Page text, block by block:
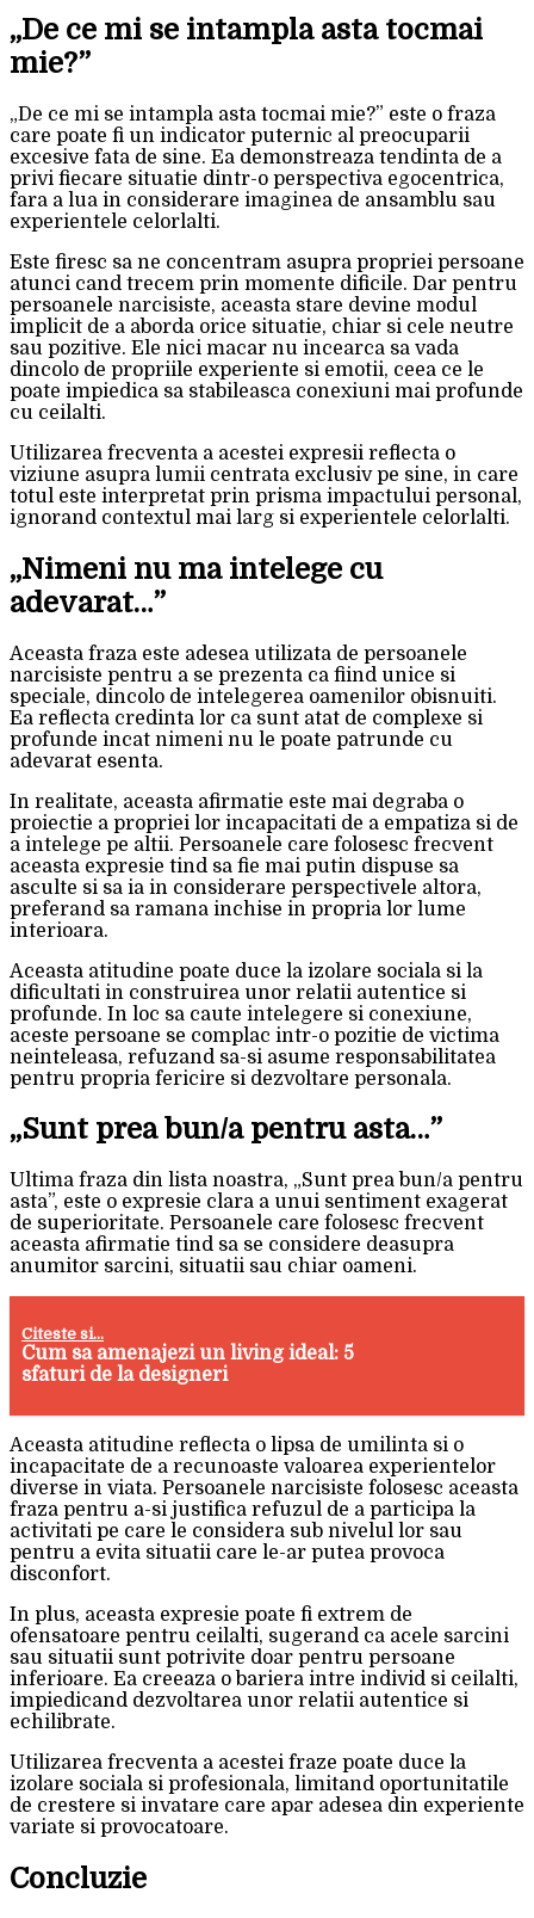
„De ce mi se intampla asta tocmai
mie?”
„De ce mi se intampla asta tocmai mie?” este o fraza
care poate fi un indicator puternic al preocuparii
excesive fata de sine. Ea demonstreaza tendinta de a
privi fiecare situatie dintr-o perspectiva egocentrica,
fara a lua in considerare imaginea de ansamblu sau
experientele celorlalti.
Este firesc sa ne concentram asupra propriei persoane
atunci cand trecem prin momente dificile. Dar pentru
persoanele narcisiste, aceasta stare devine modul
implicit de a aborda orice situatie, chiar si cele neutre
sau pozitive. Ele nici macar nu incearca sa vada
dincolo de propriile experiente si emotii, ceea ce le
poate impiedica sa stabileasca conexiuni mai profunde
cu ceilalti.
Utilizarea frecventa a acestei expresii reflecta o
viziune asupra lumii centrata exclusiv pe sine, in care
totul este interpretat prin prisma impactului personal,
ignorand contextul mai larg si experientele celorlalti.
„Nimeni nu ma intelege cu
adevarat…”
Aceasta fraza este adesea utilizata de persoanele
narcisiste pentru a se prezenta ca fiind unice si
speciale, dincolo de intelegerea oamenilor obisnuiti.
Ea reflecta credinta lor ca sunt atat de complexe si
profunde incat nimeni nu le poate patrunde cu
adevarat esenta.
In realitate, aceasta afirmatie este mai degraba o
proiectie a propriei lor incapacitati de a empatiza si de
a intelege pe altii. Persoanele care folosesc frecvent
aceasta expresie tind sa fie mai putin dispuse sa
asculte si sa ia in considerare perspectivele altora,
preferand sa ramana inchise in propria lor lume
interioara.
Aceasta atitudine poate duce la izolare sociala si la
dificultati in construirea unor relatii autentice si
profunde. In loc sa caute intelegere si conexiune,
aceste persoane se complac intr-o pozitie de victima
neinteleasa, refuzand sa-si asume responsabilitatea
pentru propria fericire si dezvoltare personala.
„Sunt prea bun/a pentru asta…”
Ultima fraza din lista noastra, „Sunt prea bun/a pentru
asta”, este o expresie clara a unui sentiment exagerat
de superioritate. Persoanele care folosesc frecvent
aceasta afirmatie tind sa se considere deasupra
anumitor sarcini, situatii sau chiar oameni.
Citeste si...
Cum sa amenajezi un living ideal: 5
sfaturi de la designeri
Aceasta atitudine reflecta o lipsa de umilinta si o
incapacitate de a recunoaste valoarea experientelor
diverse in viata. Persoanele narcisiste folosesc aceasta
fraza pentru a-si justifica refuzul de a participa la
activitati pe care le considera sub nivelul lor sau
pentru a evita situatii care le-ar putea provoca
disconfort.
In plus, aceasta expresie poate fi extrem de
ofensatoare pentru ceilalti, sugerand ca acele sarcini
sau situatii sunt potrivite doar pentru persoane
inferioare. Ea creeaza o bariera intre individ si ceilalti,
impiedicand dezvoltarea unor relatii autentice si
echilibrate.
Utilizarea frecventa a acestei fraze poate duce la
izolare sociala si profesionala, limitand oportunitatile
de crestere si invatare care apar adesea din experiente
variate si provocatoare.
Concluzie